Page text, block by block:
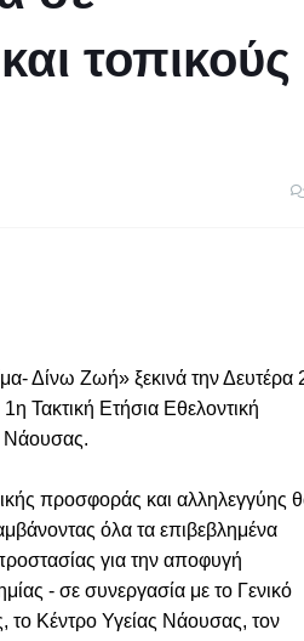
τοπικούς
Δίνω Ζωή» ξεκινά την Δευτέρα
Τακτική Ετήσια Εθελοντική
Νάουσας.
προσφοράς και αλληλεγγύης
όλα τα επιβεβλημένα
για την αποφυγή
- σε συνεργασία με το Γενικό
Κέντρο Υγείας Νάουσας, τον